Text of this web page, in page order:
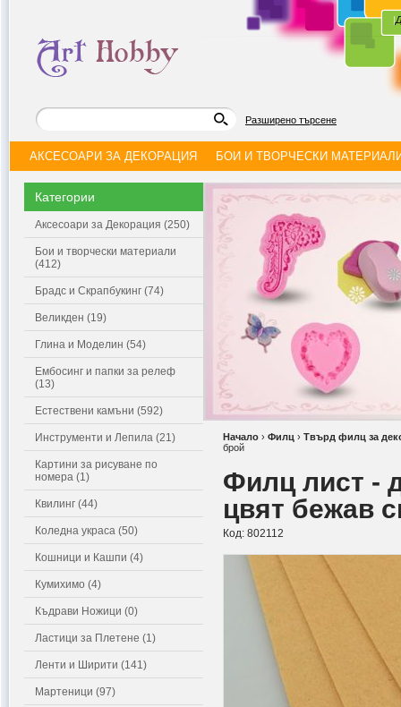
|
Разширено търсене
АКСЕСОАРИ ЗА ДЕКОРАЦИЯ БОИ И ТВОРЧЕСКИ
Категории
Аксесоари за Декорация (250)
Бои и творчески материали
(412)
Брадс и Скрапбукинг (74)
Великден (19)
Глина и Моделин (54)
Ембосинг и папки за релеф
(13)
Естествени камъни (592)
Инструменти и Лепила (21)
Картини за рисуване по
номера (1)
Квилинг (44)
Коледна украса (50)
Кошници и Кашпи (4)
Кумихимо (4)
Къдрави Ножици (0)
Ластици за Плетене (1)
Ленти и Ширити (141)
Мартеници (97)
Начало › Филц › Твърд филц за
брой
Филц лист -
цвят бежав
Код: 802112